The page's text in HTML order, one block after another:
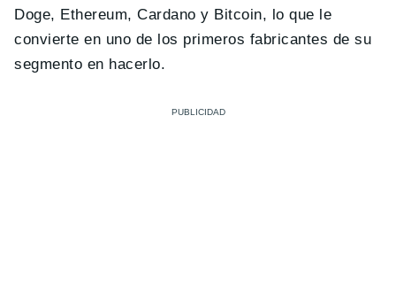
Doge, Ethereum, Cardano y Bitcoin, lo que le
convierte en uno de los primeros fabricantes de su
segmento en hacerlo.